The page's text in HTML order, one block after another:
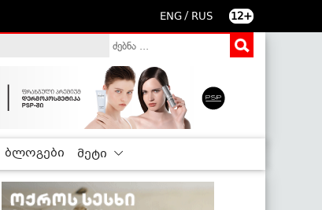
ENG / RUS 12+
ბლოგები მეტი